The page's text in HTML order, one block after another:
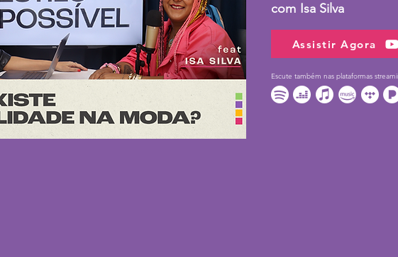
com Isa Silva
Assistir Agora
Escute também nas plataformas